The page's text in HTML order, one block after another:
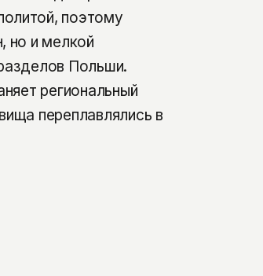
поэтому
но и мелкой
Польши.
региональный
переплавлялись в